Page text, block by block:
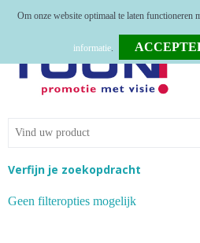
Relatiegeschenken
Verfijn je zoekopdracht
Geen filteropties mogelijk
Om onze website optimaal te laten functioneren
informatie.